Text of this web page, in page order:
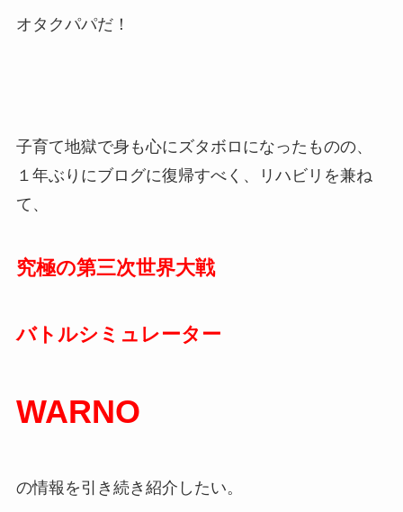
オタクパパだ！
子育て地獄で身も心にズタボロになったものの、
１年ぶりにブログに復帰すべく、リハビリを兼ね
て、
究極の第三次世界大戦
バトルシミュレーター
WARNO
の情報を引き続き紹介したい。